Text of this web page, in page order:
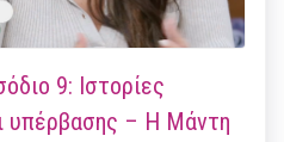
9: Ιστορίες
υπέρβασης – Η Μάντη